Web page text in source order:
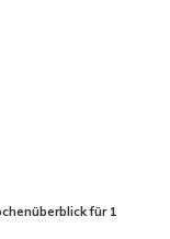
für 1